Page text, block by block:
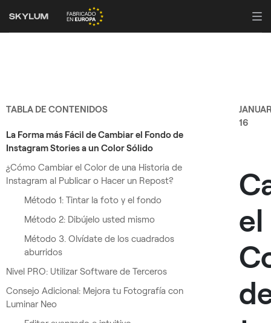
TABLA DE CONTENIDOS
La Forma más Fácil de Cambiar el Fondo de
Instagram Stories a un Color Sólido
¿Cómo Cambiar el Color de una Historia de
Instagram al Publicar o Hacer un Repost?
Método 1: Tintar la foto y el fondo
Método 2: Dibújelo usted mismo
Método 3. Olvídate de los cuadrados
aburridos
Nivel PRO: Utilizar Software de Terceros
Consejo Adicional: Mejora tu Fotografía con
Luminar Neo
16
el